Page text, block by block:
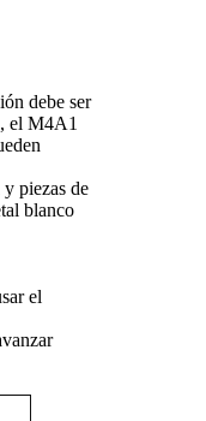
debe ser
el M4A1
piezas de
blanco
el